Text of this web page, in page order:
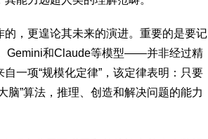
，更遑论其未来的演进。重要的是要记
Gemini和Claude等模型——并非经过精
一项“规模化定律”，该定律表明：只要
脑”算法，推理、创造和解决问题的能力